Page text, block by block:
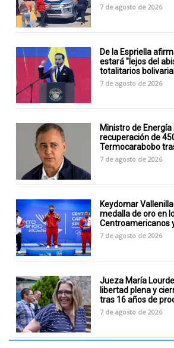
7 de agosto de 2026
De la Espriella
estará "lejos del
totalitarios
7 de agosto de 2026
Ministro de
recuperación de
Termocarabobo
7 de agosto de 2026
Keydomar
medalla de oro en
Centroamericanos
7 de agosto de 2026
Jueza María
libertad plena y
tras 16 años de
7 de agosto de 2026